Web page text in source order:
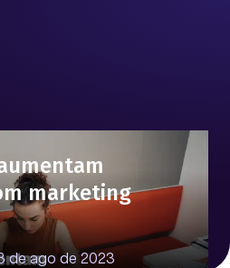
marketing
de ago de 2023